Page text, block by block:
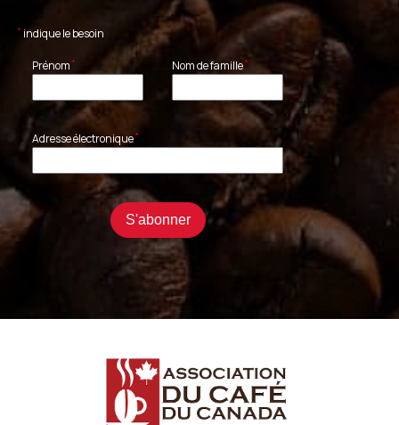
* indique le besoin
Prénom * Nom de famille*
Adresse électronique*